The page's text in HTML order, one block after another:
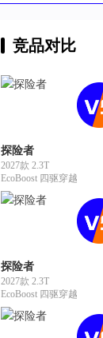
竞品对比
探险者
2027款 2.3T
EcoBoost 四驱穿越
版 5座
探险者
2027款 2.3T
EcoBoost 四驱穿越
版 5座